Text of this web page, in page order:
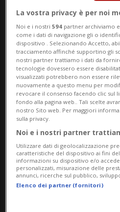
un'epidemia di
un'ipotesi, occorre
delle analisi
lunghe, perché rich...
🔐 Sblocca il
Sottoscrivi un
leggere questo
MyTioAboper
navigare su sito e
La vostra privacy è per noi
Noi e i nostri594 partner archiviamo
come i dati di navigazione gli o
dispositivo . Selezionando Accetto,
tracciamento affinché supportino gli
nostri partner trattiamo i dati da
tecnologie dovessero essere
visualizzati potrebbero non essere
nuovamente a questo menu per
revocare il consenso facendo clic sul
fondo alla pagina web.. Tali scelte
nostro Sito web. Per maggiori
sulla privacy.
Noi e i nostri partner
Utilizzare dati di geolocalizzazione
caratteristiche del dispositivo ai fini
informazioni su dispositivo e/o
personalizzati, misurazione delle
annunci, ricerche sul pubblico,
Elenco dei partner (fornitori)